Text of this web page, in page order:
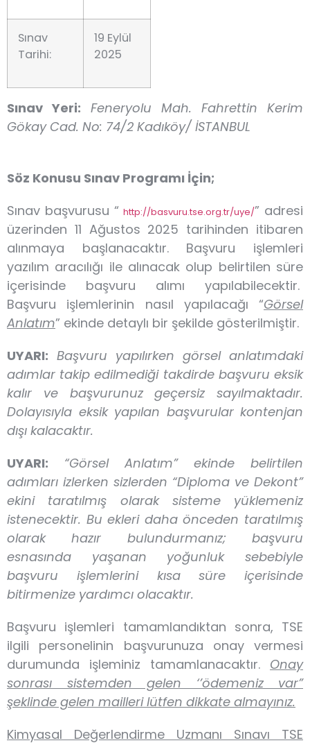
Sınav
Tarihi:
19 Eylül
2025
Sınav Yeri: Feneryolu Mah. Fahrettin Kerim
Gökay Cad. No: 74/2 Kadıköy/ İSTANBUL
Söz Konusu Sınav Programı İçin;
Sınav başvurusu “http://basvuru.tse.org.tr/uye/” adresi
üzerinden 11 Ağustos 2025 tarihinden itibaren
alınmaya başlanacaktır. Başvuru işlemleri
yazılım aracılığı ile alınacak olup belirtilen süre
içerisinde başvuru alımı yapılabilecektir.
Başvuru işlemlerinin nasıl yapılacağı “Görsel
Anlatım” ekinde detaylı bir şekilde gösterilmiştir.
UYARI: Başvuru yapılırken görsel anlatımdaki
adımlar takip edilmediği takdirde başvuru eksik
kalır ve başvurunuz geçersiz sayılmaktadır.
Dolayısıyla eksik yapılan başvurular kontenjan
dışı kalacaktır.
UYARI: “Görsel Anlatım” ekinde belirtilen
adımları izlerken sizlerden “Diploma ve Dekont”
ekini taratılmış olarak sisteme yüklemeniz
istenecektir. Bu ekleri daha önceden taratılmış
olarak hazır bulundurmanız; başvuru
esnasında yaşanan yoğunluk sebebiyle
başvuru işlemlerini kısa süre içerisinde
bitirmenize yardımcı olacaktır.
Başvuru işlemleri tamamlandıktan sonra, TSE
ilgili personelinin başvurunuza onay vermesi
durumunda işleminiz tamamlanacaktır. Onay
sonrası sistemden gelen ‘’ödemeniz var”
şeklinde gelen mailleri lütfen dikkate almayınız.
Kimyasal Değerlendirme Uzmanı Sınavı TSE